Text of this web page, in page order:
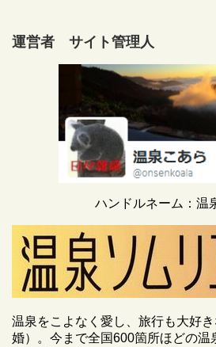
運営者 サイト管理人
ハンドルネーム：温
温泉をこよなく愛し、旅行も大好
婚）。今まで全国600箇所ほどの温